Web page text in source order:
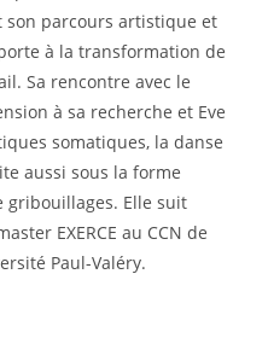
son parcours artistique et
à la transformation de
Sa rencontre avec le
à sa recherche et Eve
somatiques, la danse
aussi sous la forme
gribouillages. Elle suit
EXERCE au CCN de
Paul-Valéry.